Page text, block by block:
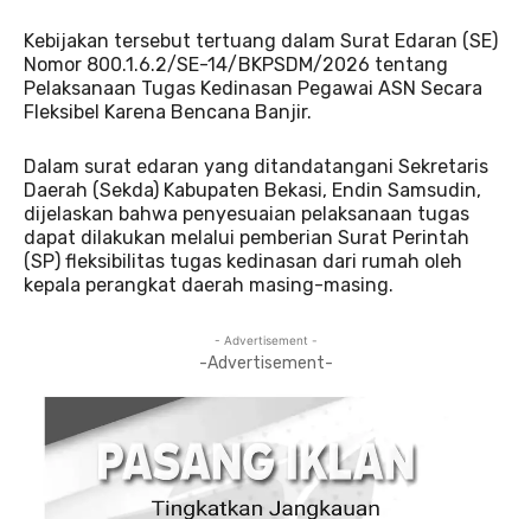
Kebijakan tersebut tertuang dalam Surat Edaran (SE)
Nomor 800.1.6.2/SE-14/BKPSDM/2026 tentang
Pelaksanaan Tugas Kedinasan Pegawai ASN Secara
Fleksibel Karena Bencana Banjir.
Dalam surat edaran yang ditandatangani Sekretaris
Daerah (Sekda) Kabupaten Bekasi, Endin Samsudin,
dijelaskan bahwa penyesuaian pelaksanaan tugas
dapat dilakukan melalui pemberian Surat Perintah
(SP) fleksibilitas tugas kedinasan dari rumah oleh
kepala perangkat daerah masing-masing.
- Advertisement -
-Advertisement-